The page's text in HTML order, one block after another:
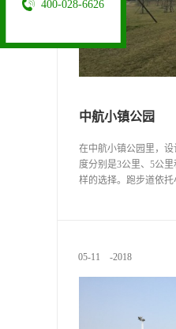
中航小镇公园
在中航小镇公园里，
度分别是3公里、5公
样的选择。跑步道依托
不同的美丽风景。在跑
或者提示语来丰富和
者周边动物类型是什
2018
-
05-11
400-028-6626